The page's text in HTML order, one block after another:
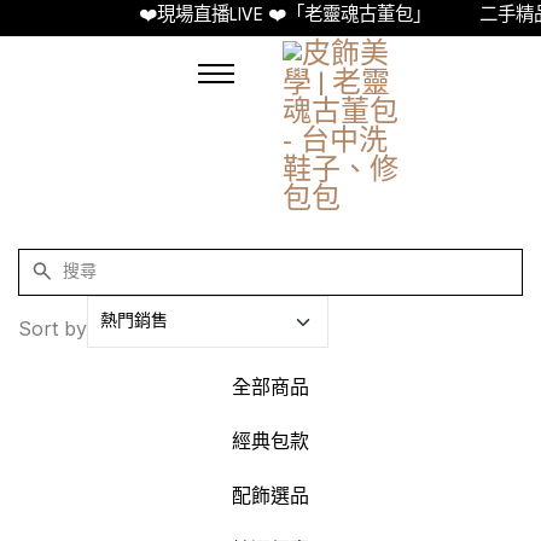
❤️現場直播LIVE ❤️「老靈魂古董包」 二手精品
Sort by
全部商品
經典包款
配飾選品